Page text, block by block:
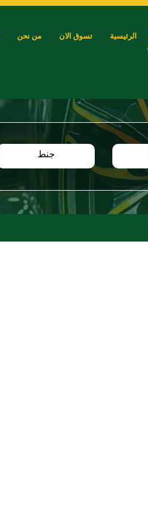
الرئيسية تسوق الان من نحن
جنط